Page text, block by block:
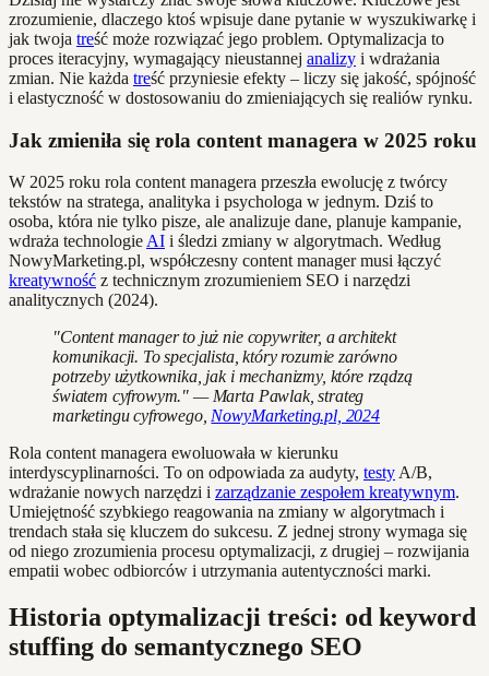
zrozumienie, dlaczego ktoś wpisuje dane pytanie w wyszukiwarkę i
jak twoja treść może rozwiązać jego problem. Optymalizacja to
proces iteracyjny, wymagający nieustannej analizy i wdrażania
zmian. Nie każda treść przyniesie efekty – liczy się jakość, spójność
i elastyczność w dostosowaniu do zmieniających się realiów rynku.
Jak zmieniła się rola content managera w 2025 roku
W 2025 roku rola content managera przeszła ewolucję z twórcy
tekstów na stratega, analityka i psychologa w jednym. Dziś to
osoba, która nie tylko pisze, ale analizuje dane, planuje kampanie,
wdraża technologie AI i śledzi zmiany w algorytmach. Według
NowyMarketing.pl, współczesny content manager musi łączyć
kreatywność z technicznym zrozumieniem SEO i narzędzi
analitycznych (2024).
"Content manager to już nie copywriter, a architekt
komunikacji. To specjalista, który rozumie zarówno
potrzeby użytkownika, jak i mechanizmy, które rządzą
światem cyfrowym." — Marta Pawlak, strateg
marketingu cyfrowego, NowyMarketing.pl, 2024
Rola content managera ewoluowała w kierunku
interdyscyplinarności. To on odpowiada za audyty, testy A/B,
wdrażanie nowych narzędzi i zarządzanie zespołem kreatywnym.
Umiejętność szybkiego reagowania na zmiany w algorytmach i
trendach stała się kluczem do sukcesu. Z jednej strony wymaga się
od niego zrozumienia procesu optymalizacji, z drugiej – rozwijania
empatii wobec odbiorców i utrzymania autentyczności marki.
Historia optymalizacji treści: od keyword
stuffing do semantycznego SEO